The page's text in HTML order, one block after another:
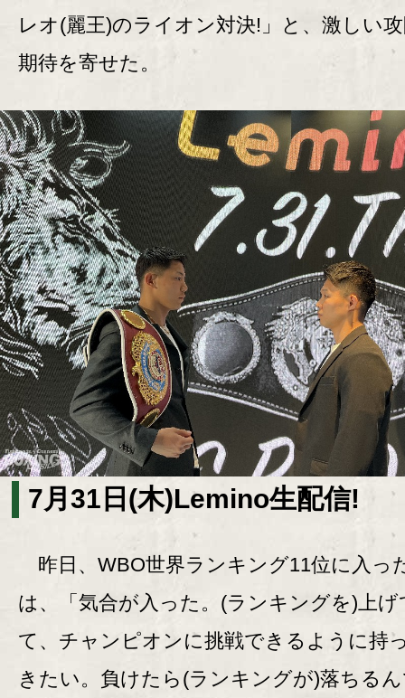
レオ(麗王)のライオン対決!」と、激しい
期待を寄せた。
7月31日(木)Lemino生配信!
昨日、WBO世界ランキング11位に入っ
は、「気合が入った。(ランキングを)上げ
て、チャンピオンに挑戦できるように持
きたい。負けたら(ランキングが)落ちる